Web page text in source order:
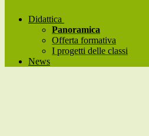
Didattica
Panoramica
Offerta formativa
I progetti delle classi
News